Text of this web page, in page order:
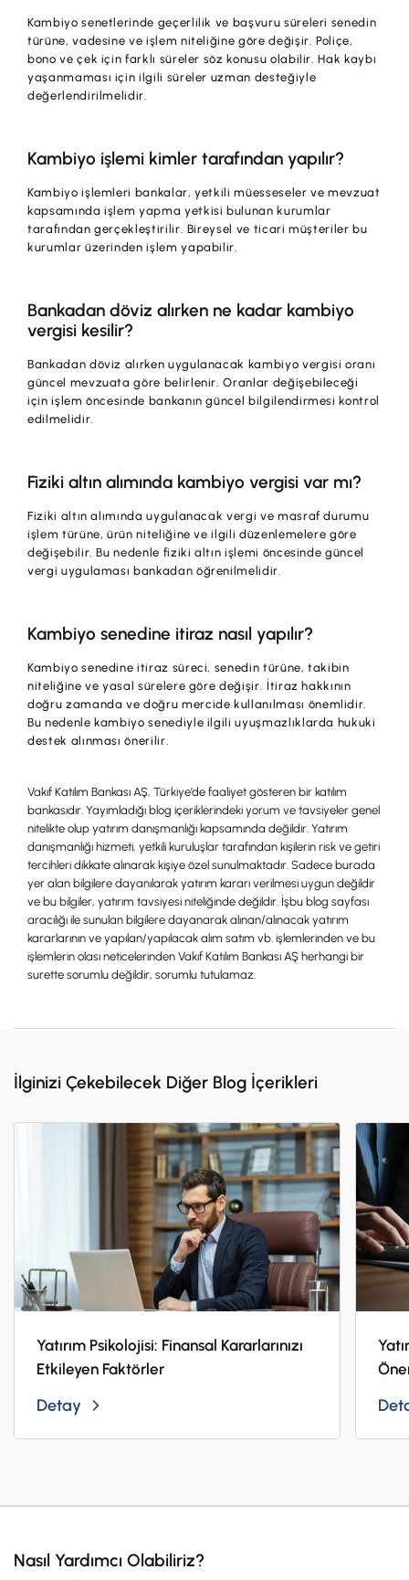
Kambiyo senetlerinde geçerlilik ve başvuru süreleri senedin
türüne, vadesine ve işlem niteliğine göre değişir. Poliçe,
bono ve çek için farklı süreler söz konusu olabilir. Hak kaybı
yaşanmaması için ilgili süreler uzman desteğiyle
değerlendirilmelidir.
Kambiyo işlemi kimler tarafından yapılır?
Kambiyo işlemleri bankalar, yetkili müesseseler ve mevzuat
kapsamında işlem yapma yetkisi bulunan kurumlar
tarafından gerçekleştirilir. Bireysel ve ticari müşteriler bu
kurumlar üzerinden işlem yapabilir.
Bankadan döviz alırken ne kadar kambiyo
vergisi kesilir?
Bankadan döviz alırken uygulanacak kambiyo vergisi oranı
güncel mevzuata göre belirlenir. Oranlar değişebileceği
için işlem öncesinde bankanın güncel bilgilendirmesi kontrol
edilmelidir.
Fiziki altın alımında kambiyo vergisi var mı?
Fiziki altın alımında uygulanacak vergi ve masraf durumu
işlem türüne, ürün niteliğine ve ilgili düzenlemelere göre
değişebilir. Bu nedenle fiziki altın işlemi öncesinde güncel
vergi uygulaması bankadan öğrenilmelidir.
Kambiyo senedine itiraz nasıl yapılır?
Kambiyo senedine itiraz süreci, senedin türüne, takibin
niteliğine ve yasal sürelere göre değişir. İtiraz hakkının
doğru zamanda ve doğru mercide kullanılması önemlidir.
Bu nedenle kambiyo senediyle ilgili uyuşmazlıklarda hukuki
destek alınması önerilir.
Vakıf Katılım Bankası AŞ, Türkiye’de faaliyet gösteren bir katılım
bankasıdır. Yayımladığı blog içeriklerindeki yorum ve tavsiyeler genel
nitelikte olup yatırım danışmanlığı kapsamında değildir. Yatırım
danışmanlığı hizmeti, yetkili kuruluşlar tarafından kişilerin risk ve getiri
tercihleri dikkate alınarak kişiye özel sunulmaktadır. Sadece burada
yer alan bilgilere dayanılarak yatırım kararı verilmesi uygun değildir
ve bu bilgiler, yatırım tavsiyesi niteliğinde değildir. İşbu blog sayfası
aracılığı ile sunulan bilgilere dayanarak alınan/alınacak yatırım
kararlarının ve yapılan/yapılacak alım satım vb. işlemlerinden ve bu
işlemlerin olası neticelerinden Vakıf Katılım Bankası AŞ herhangi bir
surette sorumlu değildir, sorumlu tutulamaz.
İlginizi Çekebilecek Diğer Blog İçerikleri
Yatırım Psikolojisi: Finansal Kararlarınızı
Etkileyen Faktörler
Detay
Nasıl Yardımcı Olabiliriz?